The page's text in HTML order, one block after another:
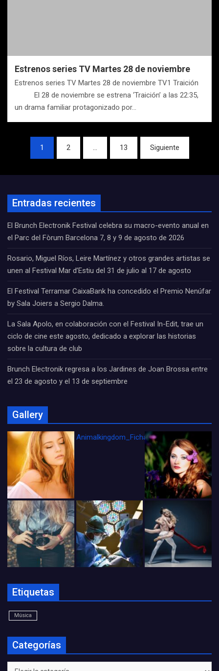
Estrenos series TV Martes 28 de noviembre
Estrenos series TV Martes 28 de noviembre TV1 Traición
El 28 de noviembre se estrena ‘Traición’ a las 22:35,
un drama familiar protagonizado por…
Navegación
entradas
1 2 … 13 Siguiente
Entradas recientes
El Brunch Electronik Festival celebra su macro-evento anual en
el Parc del Fòrum Barcelona 7, 8 y 9 de agosto de 2026
Rosario, Miguel Ríos, Leire Martínez y otros grandes artistas se
unen al Festival Mar d’Estiu del 31 de julio al 17 de agosto
El Festival Terramar CaixaBank ha concedido el Premio Nenúfar
by Sala Joiers a Sergio Dalma.
La Sala Apolo, en colaboración con el Festival In-Edit, trae un
ciclo de cine este agosto, dedicado a explorar las historias
sobre la cultura de club
Brunch Electronik regresa a los Jardines de Joan Brossa entre
el 23 de agosto y el 13 de septiembre
Gallery
Animalkingdom_FichaCine
Etiquetas
Música
Categorías
Categorías